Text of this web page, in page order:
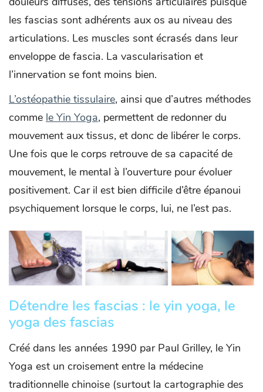
les fascias sont adhérents aux os au niveau des
articulations. Les muscles sont écrasés dans leur
enveloppe de fascia. La vascularisation et
l’innervation se font moins bien.
L’ostéopathie tissulaire, ainsi que d’autres méthodes
comme le Yin Yoga, permettent de redonner du
mouvement aux tissus, et donc de libérer le corps.
Une fois que le corps retrouve de sa capacité de
mouvement, le mental à l’ouverture pour évoluer
positivement. Car il est bien difficile d’être épanoui
psychiquement lorsque le corps, lui, ne l’est pas.
Détendre les fascias : le yin yoga, le
yoga des fascias
Créé dans les années 1990 par Paul Grilley, le Yin
Yoga est un croisement entre la médecine
traditionnelle chinoise (surtout la cartographie des